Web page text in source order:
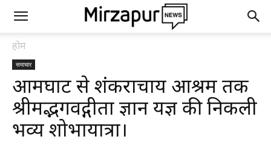
होम
समाचार
आमघाट से शंकराचार्य आश्रम तक
श्रीमद्भगवद्गीता ज्ञान यज्ञ की निकली
भव्य शोभायात्रा।